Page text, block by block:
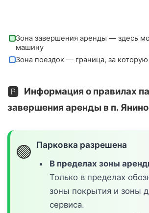
Зона завершения аренды — здесь
машину
Зона поездок — граница, за
🅿️ Информация о правилах
завершения аренды в п.
🟢 Парковка разрешена
В пределах зоны
Только в пределах
зоны покрытия и зоны
сервиса.